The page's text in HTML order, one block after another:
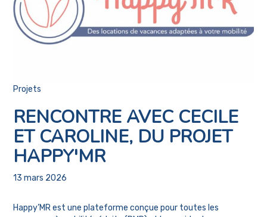
Projets
RENCONTRE AVEC CECILE
ET CAROLINE, DU PROJET
HAPPY'MR
13 mars 2026
Happy’MR est une plateforme conçue pour toutes les